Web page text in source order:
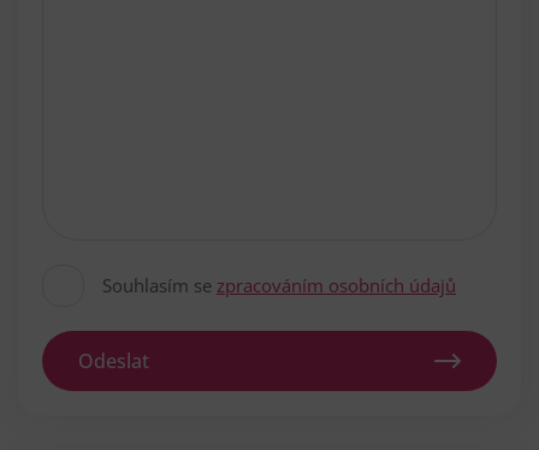
Souhlasím se zpracováním osobních údajů
Odeslat